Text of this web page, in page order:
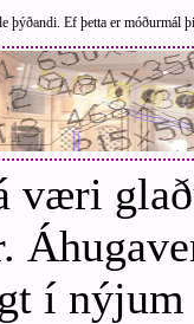
þýðandi. Ef þetta er móðurmál
væri
í